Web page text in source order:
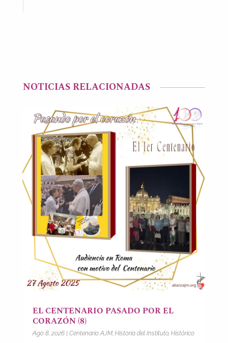
NOTICIAS RELACIONADAS
EL CENTENARIO PASADO POR EL
CORAZÓN (8)
Ago 8, 2026| Centenario AJM, Historia del Instituto, Histórico